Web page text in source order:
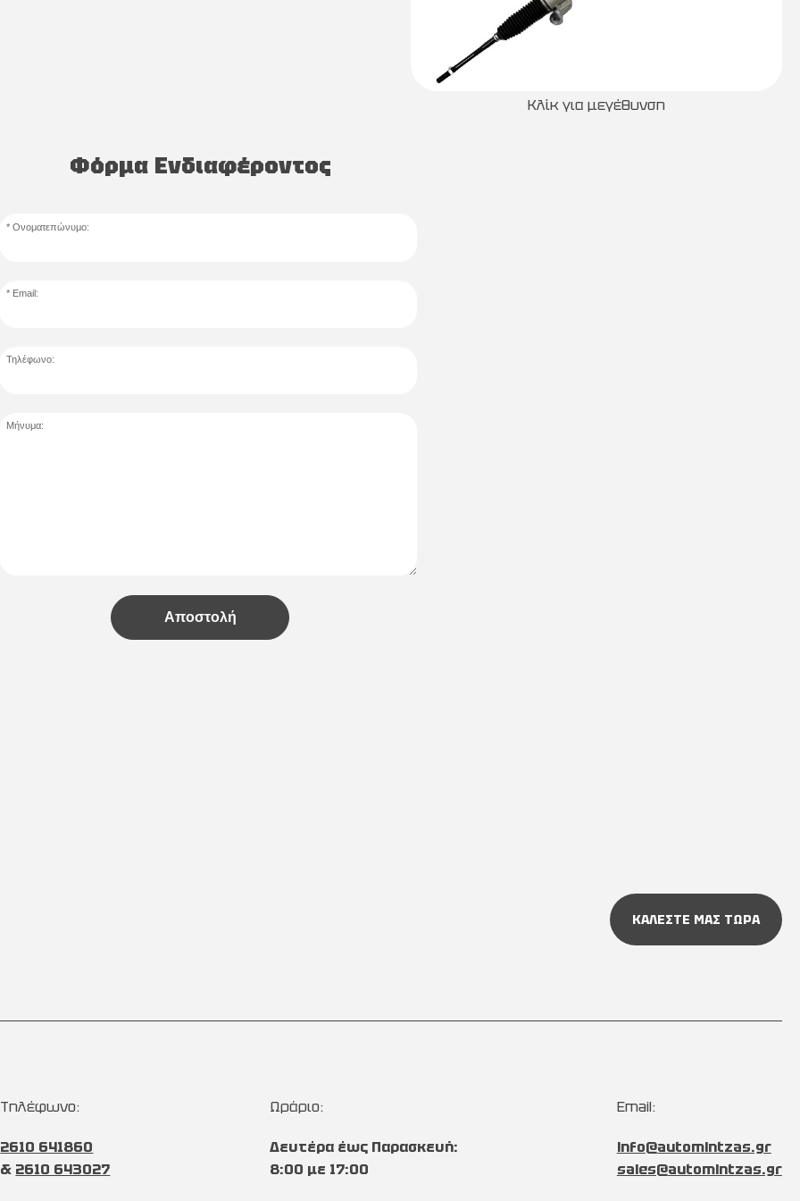
Κλίκ για μεγέθυνση
Φόρμα Ενδιαφέροντος
Ονοματεπώνυμο:
Email:
Τηλέφωνο:
Μήνυμα:
Αποστολή
ΚΑΛΕΣΤΕ ΜΑΣ ΤΩΡΑ
Τηλέφωνο:
2610 641860
& 2610 643027
Ωράριο:
Δευτέρα έως Παρασκευή:
8:00 με 17:00
Email:
info@automintzas.gr
sales@automintzas.gr